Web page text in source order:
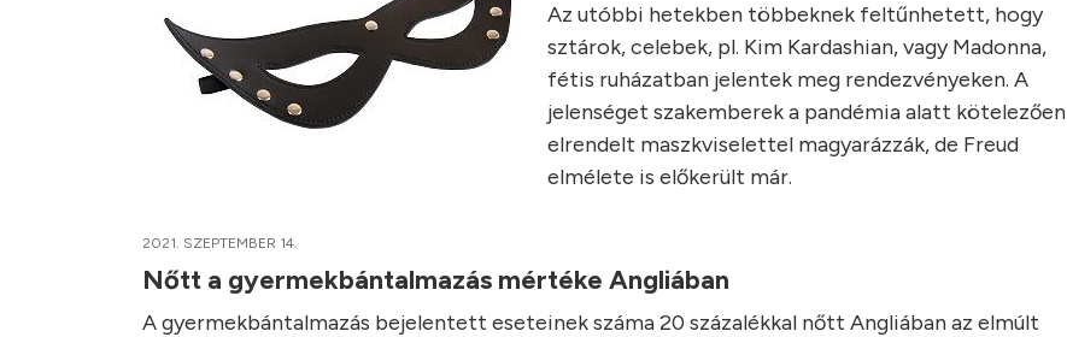
Az utóbbi hetekben többeknek feltűnhetett, hogy
sztárok, celebek, pl. Kim Kardashian, vagy Madonna,
fétis ruházatban jelentek meg rendezvényeken. A
jelenséget szakemberek a pandémia alatt kötelezően
elrendelt maszkviselettel magyarázzák, de Freud
elmélete is előkerült már.
2021. SZEPTEMBER 14.
Nőtt a gyermekbántalmazás mértéke Angliában
A gyermekbántalmazás bejelentett eseteinek száma 20 százalékkal nőtt Angliában az elmúlt